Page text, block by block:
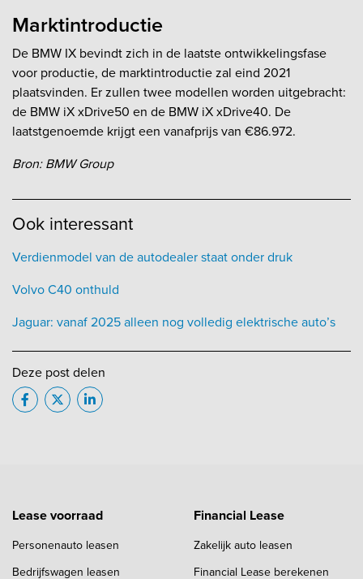
Ook interessant
Verdienmodel van de autodealer staat onder druk
Volvo C40 onthuld
Jaguar: vanaf 2025 alleen nog volledig elektrische auto’s
Deze post delen
Marktintroductie
De BMW IX bevindt zich in de laatste ontwikkelingsfase
voor productie, de marktintroductie zal eind 2021
plaatsvinden. Er zullen twee modellen worden uitgebracht:
de BMW iX xDrive50 en de BMW iX xDrive40. De
laatstgenoemde krijgt een vanafprijs van €86.972.
Bron: BMW Group
Lease voorraad
Personenauto leasen
Bedrijfswagen leasen
Financial Lease
Zakelijk auto leasen
Financial Lease berekenen